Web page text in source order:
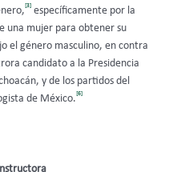
[3]
específicamente por la
una mujer para obtener su
el género masculino, en contra
candidato a la Presidencia
y de los partidos del
de México.
[6]